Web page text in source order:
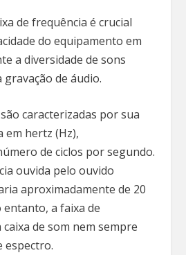
de frequência é crucial
do equipamento em
a diversidade de sons
de áudio.
caracterizadas por sua
em hertz (Hz),
de ciclos por segundo.
ouvida pelo ouvido
aproximadamente de 20
entanto, a faixa de
de som nem sempre
espectro.